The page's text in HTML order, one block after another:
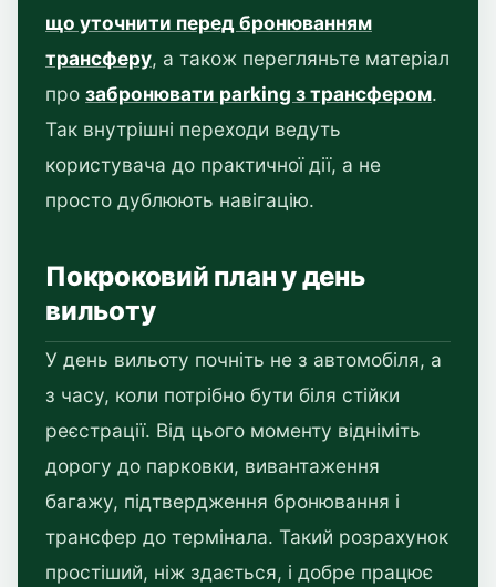
що уточнити перед бронюванням
трансферу, а також перегляньте матеріал
про забронювати parking з трансфером.
Так внутрішні переходи ведуть
користувача до практичної дії, а не
просто дублюють навігацію.
Покроковий план у день
вильоту
У день вильоту почніть не з автомобіля, а
з часу, коли потрібно бути біля стійки
реєстрації. Від цього моменту відніміть
дорогу до парковки, вивантаження
багажу, підтвердження бронювання і
трансфер до термінала. Такий розрахунок
простіший, ніж здається, і добре працює